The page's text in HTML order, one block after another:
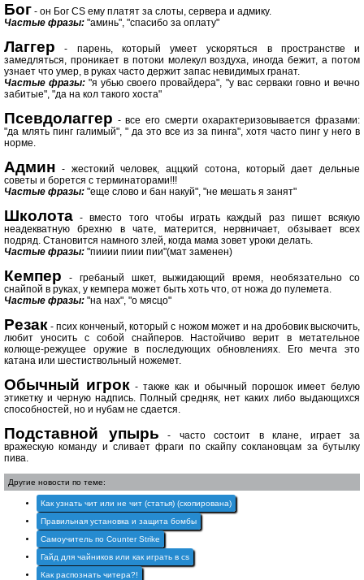
Бог - он Бог CS ему платят за слоты, сервера и адмику.
Частые фразы: "аминь", "спасибо за оплату"
Лаггер - парень, который умеет ускоряться в пространстве и
замедляться, проникает в потоки молекул воздуха, иногда бежит, а потом
узнает что умер, в руках часто держит запас невидимых гранат.
Частые фразы: "я убью своего провайдера", "у вас серваки говно и вечно
забитые", "да на кол такого хоста"
Псевдолаггер - все его смерти охарактеризовывается фразами:
"да млять пинг галимый", " да это все из за пинга", хотя часто пинг у него в
норме.
Админ - жестокий человек, аццкий сотона, который дает дельные
советы и борется с терминаторами!!!
Частые фразы: "еще слово и бан накуй", "не мешать я занят"
Школота - вместо того чтобы играть каждый раз пишет всякую
неадекватную брехню в чате, матерится, нервничает, обзывает всех
подряд. Становится намного злей, когда мама зовет уроки делать.
Частые фразы: "пииии пиии пии"(мат заменен)
Кемпер - гребаный шкет, выжидающий время, необязательно со
снайпой в руках, у кемпера может быть хоть что, от ножа до пулемета.
Частые фразы: "на нах", "о мясцо"
Резак - псих конченый, который с ножом может и на дробовик выскочить,
любит уносить с собой снайперов. Настойчиво верит в метательное
колюще-режущее оружие в последующих обновлениях. Его мечта это
катана или шестиствольный ножемет.
Обычный игрок - также как и обычный порошок имеет белую
этикетку и черную надпись. Полный средняк, нет каких либо выдающихся
способностей, но и нубам не сдается.
Подставной упырь - часто состоит в клане, играет за
вражескую команду и сливает фраги по скайпу соклановцам за бутылку
пива.
Другие новости по теме:
Как узнать чит или не чит (статья) (скопирована)
Правильная установка и защита бомбы
Самоучитель по Counter Strike
Гайд для чайников или как играть в cs
Как распознать читера?!